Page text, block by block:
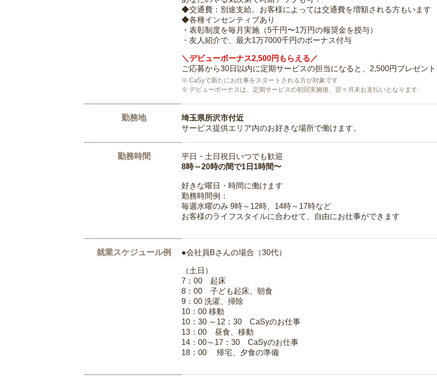
◆交通費：別途支給。お客様によっては交通費を増額される方もいます
◆各種インセンティブあり
・表彰制度を毎月実施（5千円〜1万円の報奨金を授与）
・友人紹介で、最大1万7000千円のボーナス付与
＼デビューボーナス2,500円もらえる／
ご応募から30日以内に定期サービスの担当になると、2,500円プレゼント
CaSyで新たにお仕事をスタートされる方が対象です
デビューボーナスは、定期サービスの初回実施後、翌々月末お支払いとなります
勤務地
埼玉県所沢市付近
サービス提供エリア内のお好きな場所で働けます。
勤務時間
平日・土日祝日いつでも歓迎
8時～20時の間で1日1時間〜
好きな曜日・時間に働けます
勤務時間例：
毎週水曜のみ 9時～12時、14時～17時など
お客様のライフスタイルに合わせて、自由にお仕事ができます
就業スケジュール例 ●会社員Bさんの場合（30代）
（土日）
7：00 起床
8：00 子ども起床、朝食
9：00 洗濯、掃除
10：00 移動
10：30 ～12：30 CaSyのお仕事
13：00 昼食、移動
14：00～17：30 CaSyのお仕事
18：00 帰宅、夕食の準備